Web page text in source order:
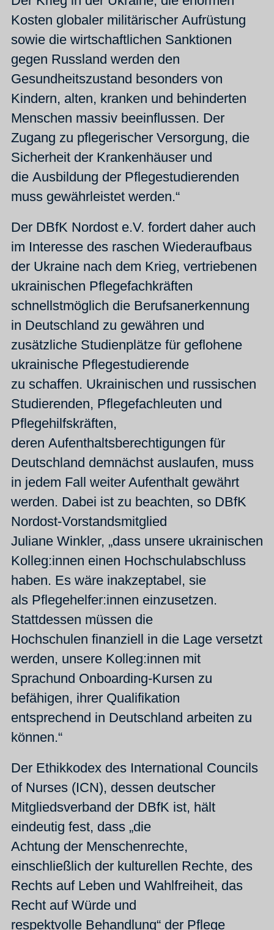
Kosten globaler militärischer Aufrüstung
sowie die wirtschaftlichen Sanktionen
gegen Russland werden den
Gesundheitszustand besonders von
Kindern, alten, kranken und behinderten
Menschen massiv beeinflussen. Der
Zugang zu pflegerischer Versorgung, die
Sicherheit der Krankenhäuser und
die Ausbildung der Pflegestudierenden
muss gewährleistet werden.“
Der DBfK Nordost e.V. fordert daher auch
im Interesse des raschen Wiederaufbaus
der Ukraine nach dem Krieg, vertriebenen
ukrainischen Pflegefachkräften
schnellstmöglich die Berufsanerkennung
in Deutschland zu gewähren und
zusätzliche Studienplätze für geflohene
ukrainische Pflegestudierende
zu schaffen. Ukrainischen und russischen
Studierenden, Pflegefachleuten und
Pflegehilfskräften,
deren Aufenthaltsberechtigungen für
Deutschland demnächst auslaufen, muss
in jedem Fall weiter Aufenthalt gewährt
werden. Dabei ist zu beachten, so DBfK
Nordost-Vorstandsmitglied
Juliane Winkler, „dass unsere ukrainischen
Kolleg:innen einen Hochschulabschluss
haben. Es wäre inakzeptabel, sie
als Pflegehelfer:innen einzusetzen.
Stattdessen müssen die
Hochschulen finanziell in die Lage versetzt
werden, unsere Kolleg:innen mit
Sprachund Onboarding-Kursen zu
befähigen, ihrer Qualifikation
entsprechend in Deutschland arbeiten zu
können.“
Der Ethikkodex des International Councils
of Nurses (ICN), dessen deutscher
Mitgliedsverband der DBfK ist, hält
eindeutig fest, dass „die
Achtung der Menschenrechte,
einschließlich der kulturellen Rechte, des
Rechts auf Leben und Wahlfreiheit, das
Recht auf Würde und
respektvolle Behandlung“ der Pflege